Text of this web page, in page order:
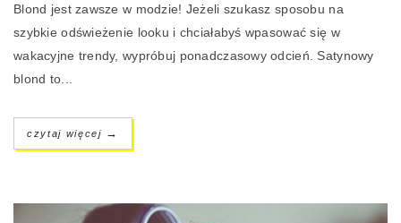
Blond jest zawsze w modzie! Jeżeli szukasz sposobu na
szybkie odświeżenie looku i chciałabyś wpasować się w
wakacyjne trendy, wypróbuj ponadczasowy odcień. Satynowy
blond to...
czytaj więcej →